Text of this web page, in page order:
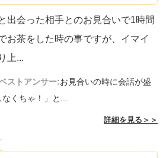
出会った相手とのお見合いで1時間
お茶をした時の事ですが、イマイ
上...
ストアンサー:お見合いの時に会話が盛
くちゃ！」と...
詳細を見る＞＞